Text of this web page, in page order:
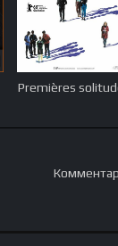
Premières